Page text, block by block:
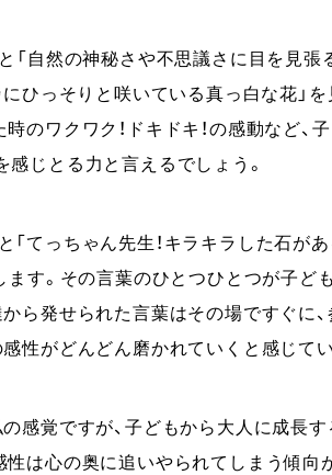
「⾃然の神秘さや不思議さに⽬を⾒張
ひっそりと咲いている真っ白な花」を
のワクワク！ドキドキ！の感動など、
じとる力と言えるでしょう。
っちゃん先⽣！キラキラした⽯があ
ます。その言葉のひとつひとつが子
ら発せられた言葉はその場ですぐに
性がどんどん磨かれていくと感じて
感覚ですが、⼦どもから⼤⼈に成⻑
は⼼の奥に追いやられてしまう傾